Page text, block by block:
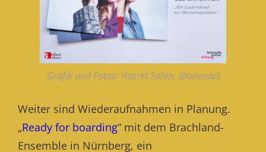
Grafik und Fotos: Hasret Sahin, @arienart
Weiter sind Wiederaufnahmen in Planung.
„Ready for boarding“ mit dem Brachland-
Ensemble in Nürnberg, ein